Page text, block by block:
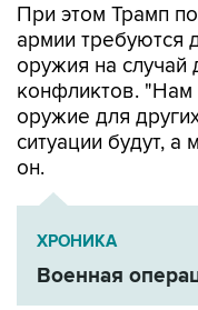
При этом Трамп
армии требуются
оружия на
конфликтов. "Нам
оружие для
ситуации будут, а
он.
ХРОНИКА
Военная